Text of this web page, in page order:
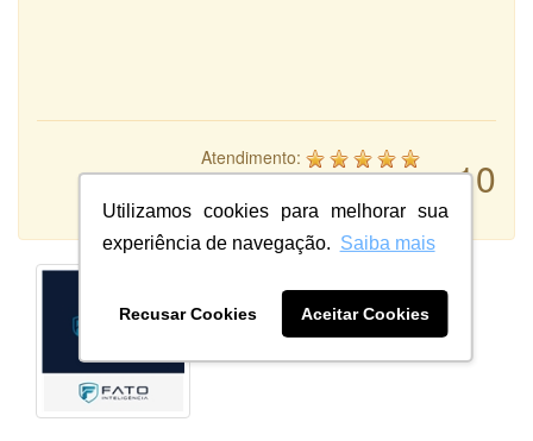
Utilizamos cookies para melhorar sua
experiência de navegação. Saiba mais
Recusar Cookies Aceitar Cookies
10
Atendimento:
Qualidade:
Sistema: